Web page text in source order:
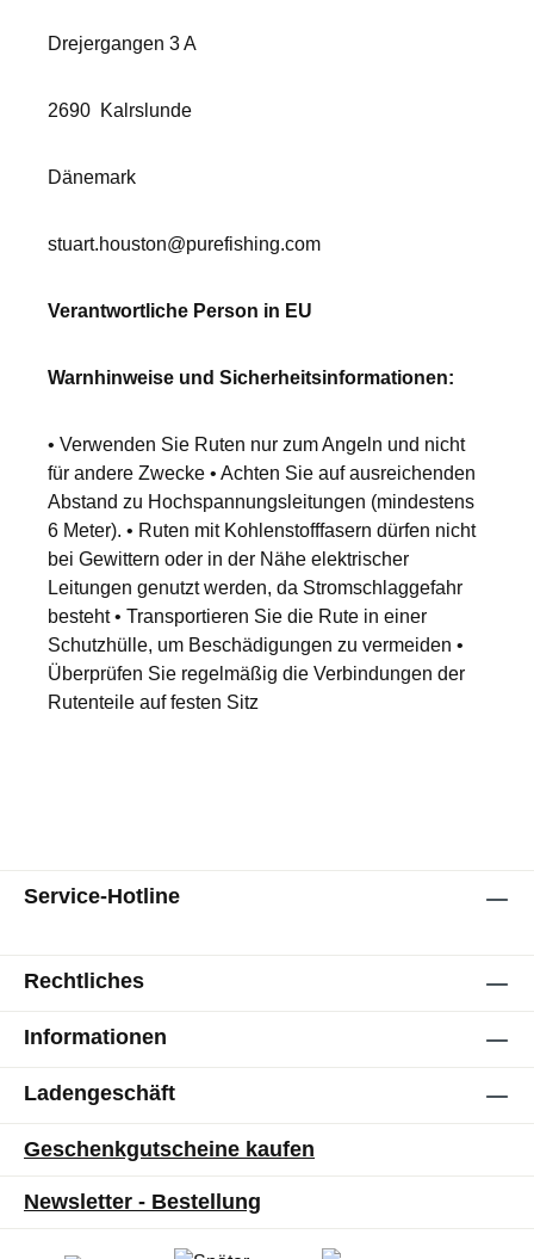
Drejergangen 3 A
2690 Kalrslunde
Dänemark
stuart.houston@purefishing.com
Verantwortliche Person in EU
Warnhinweise und Sicherheitsinformationen:
• Verwenden Sie Ruten nur zum Angeln und nicht
für andere Zwecke • Achten Sie auf ausreichenden
Abstand zu Hochspannungsleitungen (mindestens
6 Meter). • Ruten mit Kohlenstofffasern dürfen nicht
bei Gewittern oder in der Nähe elektrischer
Leitungen genutzt werden, da Stromschlaggefahr
besteht • Transportieren Sie die Rute in einer
Schutzhülle, um Beschädigungen zu vermeiden •
Überprüfen Sie regelmäßig die Verbindungen der
Rutenteile auf festen Sitz
Service-Hotline
Rechtliches
Informationen
Ladengeschäft
Geschenkgutscheine kaufen
Newsletter - Bestellung